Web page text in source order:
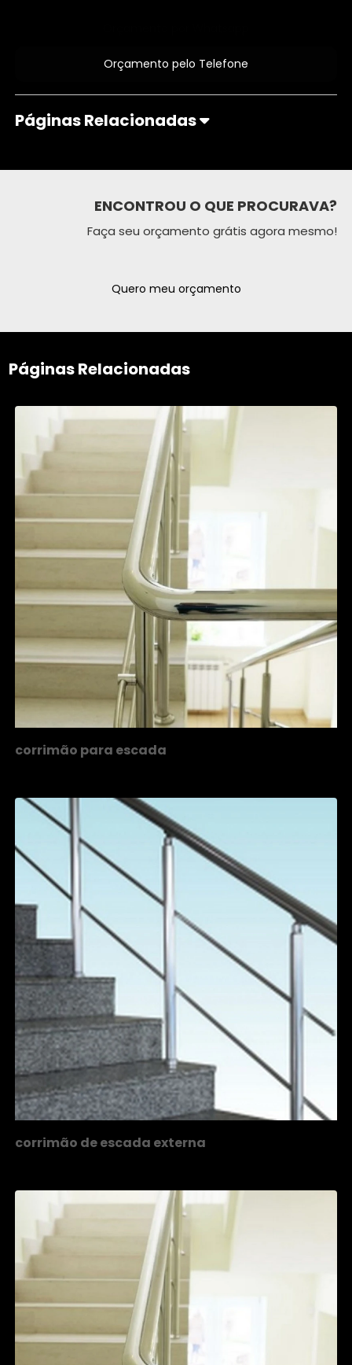
Orçamento pelo Telefone
Páginas Relacionadas
ENCONTROU O QUE PROCURAVA?
Faça seu orçamento grátis agora mesmo!
Quero meu orçamento
Páginas Relacionadas
corrimão para escada
corrimão de escada externa